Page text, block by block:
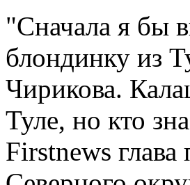
"Сначала я бы
блондинку из
Чирикова.
Туле, но кто
Firstnews